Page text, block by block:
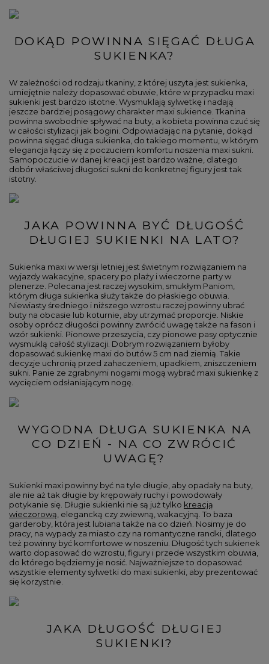
DOKĄD POWINNA SIĘGAĆ DŁUGA
SUKIENKA?
W zależności od rodzaju tkaniny, z której uszyta jest sukienka,
umiejętnie należy dopasować obuwie, które w przypadku maxi
sukienki jest bardzo istotne. Wysmuklają sylwetkę i nadają
jeszcze bardziej posągowy charakter maxi sukience. Tkanina
powinna swobodnie spływać na buty, a kobieta powinna czuć się
w całości stylizacji jak bogini. Odpowiadając na pytanie, dokąd
powinna sięgać długa sukienka, do takiego momentu, w którym
elegancja łączy się z poczuciem komfortu noszenia maxi sukni.
Samopoczucie w danej kreacji jest bardzo ważne, dlatego
dobór właściwej długości sukni do konkretnej figury jest tak
istotny.
JAKA POWINNA BYĆ DŁUGOŚĆ
DŁUGIEJ SUKIENKI NA LATO?
Sukienka maxi w wersji letniej jest świetnym rozwiązaniem na
wyjazdy wakacyjne, spacery po plaży i wieczorne party w
plenerze. Polecana jest raczej wysokim, smukłym Paniom,
którym długa sukienka służy także do płaskiego obuwia.
Niewiasty średniego i niższego wzrostu raczej powinny ubrać
buty na obcasie lub koturnie, aby utrzymać proporcje. Niskie
osoby oprócz długości powinny zwrócić uwagę także na fason i
wzór sukienki. Pionowe przeszycia, czy pionowe pasy optycznie
wysmuklą całość stylizacji. Dobrym rozwiązaniem byłoby
dopasować sukienkę maxi do butów 5 cm nad ziemią. Takie
decyzje uchronią przed zahaczeniem, upadkiem, zniszczeniem
sukni. Panie ze zgrabnymi nogami mogą wybrać maxi sukienkę z
wycięciem odsłaniającym nogę.
WYGODNA DŁUGA SUKIENKA NA
CO DZIEŃ - NA CO ZWRÓCIĆ
UWAGĘ?
Sukienki maxi powinny być na tyle długie, aby opadały na buty,
ale nie aż tak długie by krępowały ruchy i powodowały
potykanie się. Długie sukienki nie są już tylko kreacją
wieczorową , elegancką czy zwiewną, wakacyjną. To baza
garderoby, która jest lubiana także na co dzień. Nosimy je do
pracy, na wypady za miasto czy na romantyczne randki, dlatego
też powinny być komfortowe w noszeniu. Długość tych sukienek
warto dopasować do wzrostu, figury i przede wszystkim obuwia,
do którego będziemy je nosić. Najważniejsze to dopasować
wszystkie elementy sylwetki do maxi sukienki, aby prezentować
się korzystnie.
JAKA DŁUGOŚĆ DŁUGIEJ
SUKIENKI?